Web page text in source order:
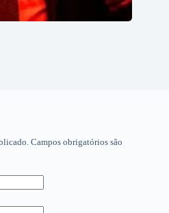
Campos obrigatórios são